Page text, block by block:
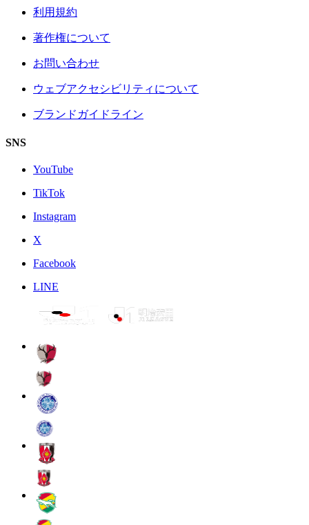
利用規約
著作権について
お問い合わせ
ウェブアクセシビリティについて
ブランドガイドライン
SNS
YouTube
TikTok
Instagram
X
Facebook
LINE